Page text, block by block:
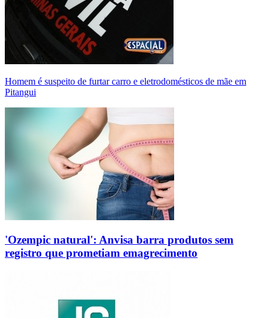
Homem é suspeito de furtar carro e eletrodomésticos de mãe em
Pitangui
'Ozempic natural': Anvisa barra produtos sem
registro que prometiam emagrecimento